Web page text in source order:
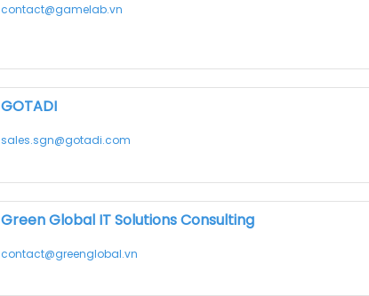
contact@gamelab.vn
GOTADI
sales.sgn@gotadi.com
Green Global IT Solutions Consulting
contact@greenglobal.vn